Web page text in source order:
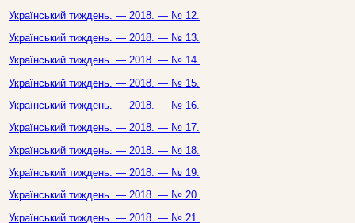
Український тиждень. — 2018. — № 12.
Український тиждень. — 2018. — № 13.
Український тиждень. — 2018. — № 14.
Український тиждень. — 2018. — № 15.
Український тиждень. — 2018. — № 16.
Український тиждень. — 2018. — № 17.
Український тиждень. — 2018. — № 18.
Український тиждень. — 2018. — № 19.
Український тиждень. — 2018. — № 20.
Український тиждень. — 2018. — № 21.